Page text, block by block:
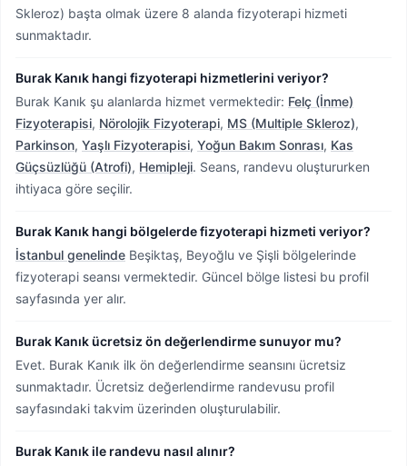
Skleroz) başta olmak üzere 8 alanda fizyoterapi hizmeti
sunmaktadır.
Burak Kanık hangi fizyoterapi hizmetlerini veriyor?
Burak Kanık şu alanlarda hizmet vermektedir: Felç (İnme)
Fizyoterapisi, Nörolojik Fizyoterapi, MS (Multiple Skleroz),
Parkinson, Yaşlı Fizyoterapisi, Yoğun Bakım Sonrası, Kas
Güçsüzlüğü (Atrofi), Hemipleji. Seans, randevu oluştururken
ihtiyaca göre seçilir.
Burak Kanık hangi bölgelerde fizyoterapi hizmeti veriyor?
İstanbul genelinde Beşiktaş, Beyoğlu ve Şişli bölgelerinde
fizyoterapi seansı vermektedir. Güncel bölge listesi bu profil
sayfasında yer alır.
Burak Kanık ücretsiz ön değerlendirme sunuyor mu?
Evet. Burak Kanık ilk ön değerlendirme seansını ücretsiz
sunmaktadır. Ücretsiz değerlendirme randevusu profil
sayfasındaki takvim üzerinden oluşturulabilir.
Burak Kanık ile randevu nasıl alınır?